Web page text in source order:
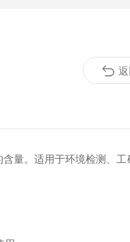
量。适用于环境检测、工